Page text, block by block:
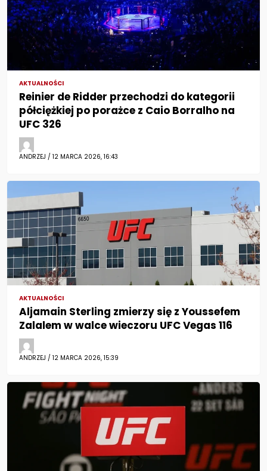
AKTUALNOŚCI
Reinier de Ridder przechodzi do kategorii
półciężkiej po porażce z Caio Borralho na
UFC 326
ANDRZEJ / 12 MARCA 2026, 16:43
AKTUALNOŚCI
Aljamain Sterling zmierzy się z Youssefem
Zalalem w walce wieczoru UFC Vegas 116
ANDRZEJ / 12 MARCA 2026, 15:39